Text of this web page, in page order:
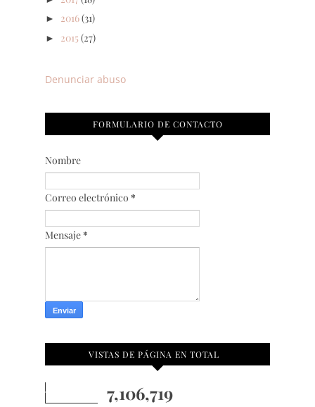
► 2016(31)
► 2015 (27)
Denunciar abuso
FORMULARIO DE CONTACTO
Nombre
Correo electrónico *
Mensaje*
VISTAS DE PÁGINA EN TOTAL
7,106,719